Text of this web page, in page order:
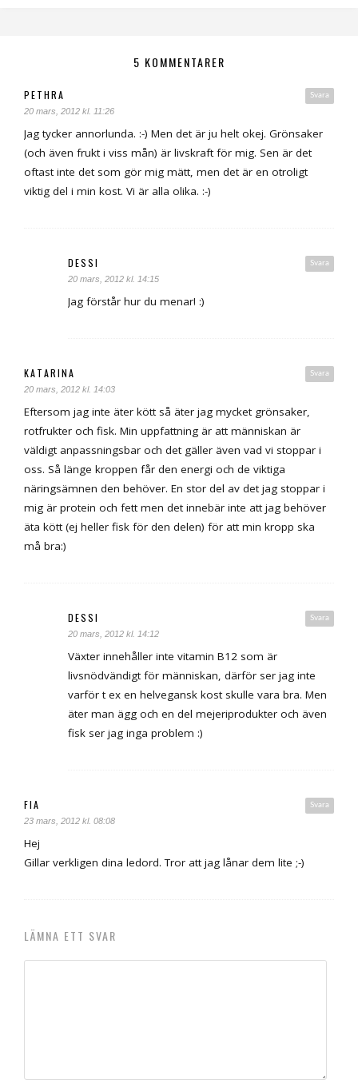
5 KOMMENTARER
Svara
PETHRA
20 mars, 2012 kl. 11:26
Jag tycker annorlunda. :-) Men det är ju helt okej. Grönsaker
(och även frukt i viss mån) är livskraft för mig. Sen är det
oftast inte det som gör mig mätt, men det är en otroligt
viktig del i min kost. Vi är alla olika. :-)
Svara
DESSI
20 mars, 2012 kl. 14:15
Jag förstår hur du menar! :)
Svara
KATARINA
20 mars, 2012 kl. 14:03
Eftersom jag inte äter kött så äter jag mycket grönsaker,
rotfrukter och fisk. Min uppfattning är att människan är
väldigt anpassningsbar och det gäller även vad vi stoppar i
oss. Så länge kroppen får den energi och de viktiga
näringsämnen den behöver. En stor del av det jag stoppar i
mig är protein och fett men det innebär inte att jag behöver
äta kött (ej heller fisk för den delen) för att min kropp ska
må bra:)
Svara
DESSI
20 mars, 2012 kl. 14:12
Växter innehåller inte vitamin B12 som är
livsnödvändigt för människan, därför ser jag inte
varför t ex en helvegansk kost skulle vara bra. Men
äter man ägg och en del mejeriprodukter och även
fisk ser jag inga problem :)
Svara
FIA
23 mars, 2012 kl. 08:08
Hej
Gillar verkligen dina ledord. Tror att jag lånar dem lite ;-)
LÄMNA ETT SVAR